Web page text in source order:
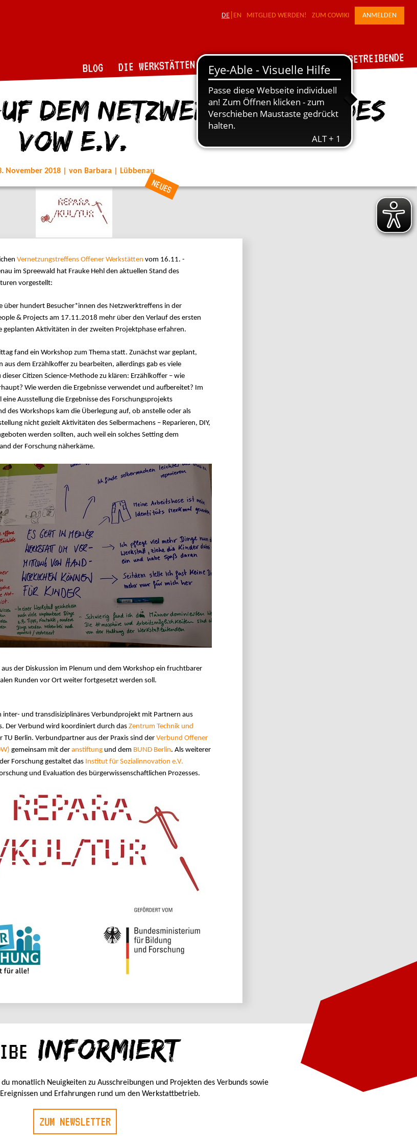
DE EN MITGLIED WERDEN! ZUM COWIKI ANMELDEN
BLOG DIE WERKSTÄTTEN DER VERBUND FÜR WERKSTATTBETREIBENDE
dem Netzwerktreffen des
VOW e.V.
November 2018 | von Barbara | Lübbenau
NEUES
Vernetzungstreffens Offener Werkstätten vom 16.11. -
im Spreewald hat Frauke Hehl den aktuellen Stand des
vorgestellt:
über hundert Besucher*innen des Netzwerktreffens in der
& Projects am 17.11.2018 mehr über den Verlauf des ersten
geplanten Aktivitäten in der zweiten Projektphase erfahren.
fand ein Workshop zum Thema statt. Zunächst war geplant,
aus dem Erzählkoffer zu bearbeiten, allerdings gab es viele
Citizen Science-Methode zu klären: Erzählkoffer – wie
Wie werden die Ergebnisse verwendet und aufbereitet? Im
eine Ausstellung die Ergebnisse des Forschungsprojekts
des Workshops kam die Überlegung auf, ob anstelle oder als
nicht gezielt Aktivitäten des Selbermachens – Reparieren, DIY,
werden sollten, auch weil ein solches Setting dem
der Forschung näherkäme.
aus der Diskussion im Plenum und dem Workshop ein fruchtbarer
Runden vor Ort weiter fortgesetzt werden soll.
inter- und transdisiziplinäres Verbundprojekt mit Partnern aus
Der Verbund wird koordiniert durch das Zentrum Technik und
TU Berlin. Verbundpartner aus der Praxis sind der Verbund Offener
gemeinsam mit der anstiftung und dem BUND Berlin. Als weiterer
Forschung gestaltet das Institut für Sozialinnovation e.V.
und Evaluation des bürgerwissenschaftlichen Prozesses.
INFORMIERT
monatlich Neuigkeiten zu Ausschreibungen und Projekten des Verbunds sowie
und Erfahrungen rund um den Werkstattbetrieb.
ZUM NEWSLETTER